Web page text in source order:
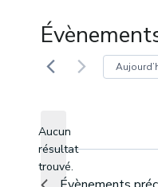
Avis
Aucun
résultat
trouvé.